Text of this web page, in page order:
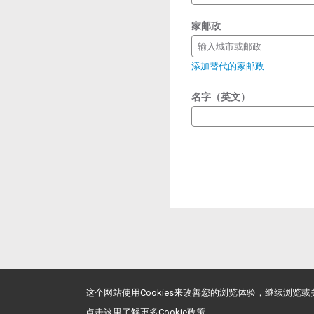
家邮政
输入城市或邮政
添加替代的家邮政
名字（英文）
这个网站使用Cookies来改善您的浏览体验，继续浏览或